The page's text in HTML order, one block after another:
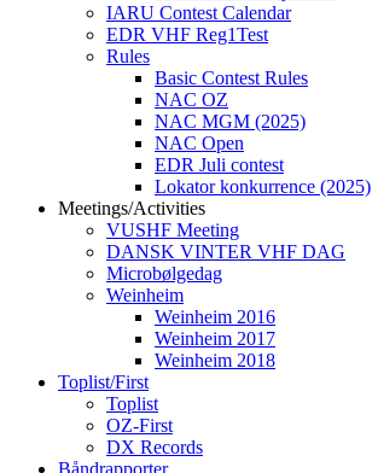
IARU Contest Calendar
EDR VHF Reg1Test
Rules
Basic Contest Rules
NAC OZ
NAC MGM (2025)
NAC Open
EDR Juli contest
Lokator konkurrence (2025)
Meetings/Activities
VUSHF Meeting
DANSK VINTER VHF DAG
Microbølgedag
Weinheim
Weinheim 2016
Weinheim 2017
Weinheim 2018
Toplist/First
Toplist
OZ-First
DX Records
Båndrapporter